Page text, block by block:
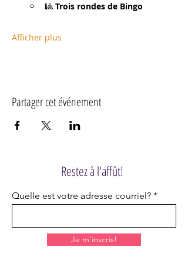
🎱 Trois rondes de Bingo
Afficher plus
Partager cet événement
Restez à l'affût!
Quelle est votre adresse courriel?
Je m'inscris!